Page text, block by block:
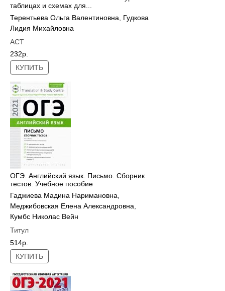
таблицах и схемах для...
Терентьева Ольга Валентиновна
Гудкова
Лидия Михайловна
АСТ
232р.
КУПИТЬ
ОГЭ. Английский язык. Письмо. Сборник
тестов. Учебное пособие
Гаджиева Мадина Наримановна,
Меджибовская Елена Александровна,
Кумбс Николас Вейн
Титул
514р.
КУПИТЬ